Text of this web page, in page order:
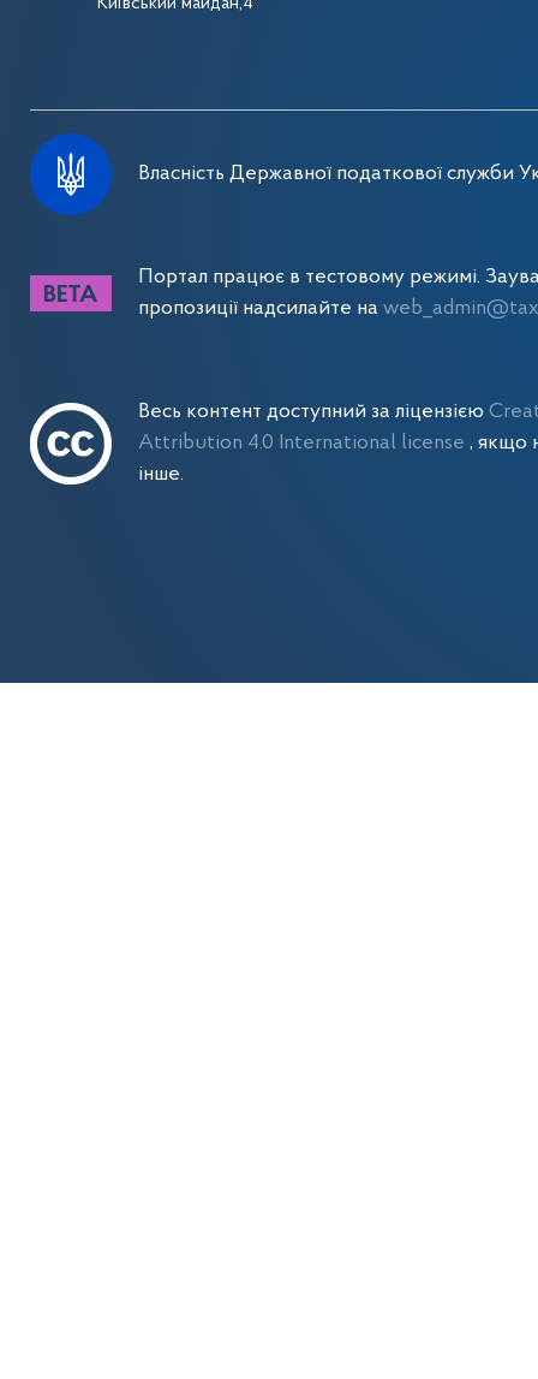
Власність Державної податкової служби
Портал працює в тестовому режимі.
пропозиції надсилайте на
Весь контент доступний за ліцензією
Attribution 4.0 International license , якщо
інше.